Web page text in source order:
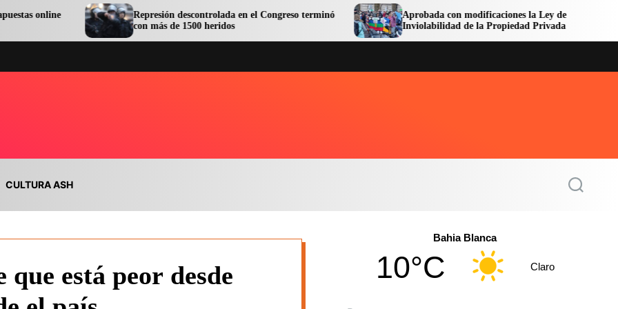
Represión descontrolada en el Congreso terminó
con más de 1500 heridos
Aprobada con modificaciones la Ley de
Inviolabilidad de la Propiedad Privada
CULTURA ASH
S
está peor desde
Bahia Blanca
10°C Claro